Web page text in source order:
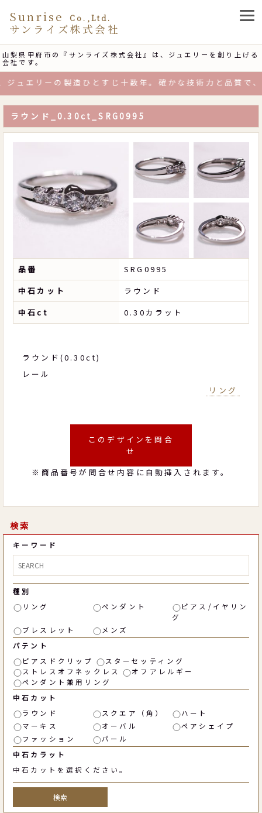
山梨県甲府市の『サンライズ株式会社』は、ジュエリーを創り上げる
会社です。
Sunrise Co.,Ltd.
サンライズ株式会社
ュエリーの製造ひとすじ十数年。確かな技術力と品質で、
ラウンド_0.30ct_SRG0995
品番
SRG0995
中石カット
ラウンド
中石ct
0.30カラット
ラウンド(0.30ct)
レール
リング
このデザインを問合
せ
※商品番号が問合せ内容に自動挿入されます。
検索
キーワード
種別
リング
ペンダント
ピアス/イヤリン
グ
ブレスレット
メンズ
パテント
ピアスドクリップ
スターセッティング
ストレスオフネックレス
オフアレルギー
ペンダント兼用リング
中石カット
ラウンド
スクエア（角）
ハート
マーキス
オーバル
ペアシェイプ
ファッション
パール
中石カラット
中石カットを選択ください。
検索